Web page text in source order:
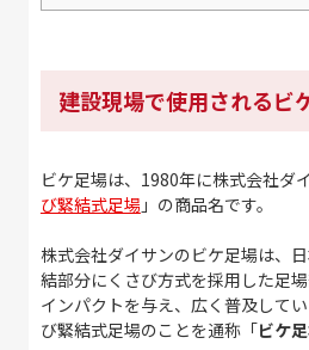
建設現場で使用されるビ
ビケ足場は、1980年に株式会社ダ
び緊結式足場 」の商品名です。
株式会社ダイサンのビケ足場は、
結部分にくさび方式を採用した足
インパクトを与え、広く普及して
び緊結式足場のことを通称「ビケ